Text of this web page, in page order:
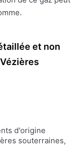
et non
d'origine
souterraines,